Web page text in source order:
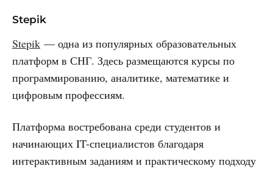
Stepik
Stepik — одна из популярных образовательных
платформ в СНГ. Здесь размещаются курсы по
программированию, аналитике, математике и
цифровым профессиям.
Платформа востребована среди студентов и
начинающих IT-специалистов благодаря
интерактивным заданиям и практическому подходу